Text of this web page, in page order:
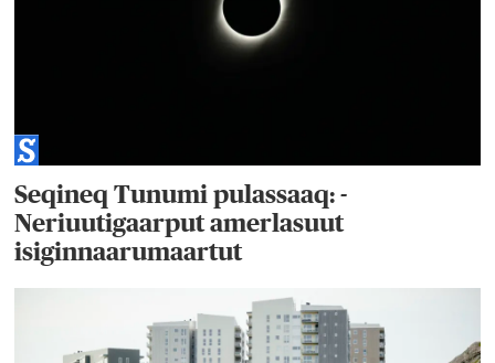
Seqineq Tunumi pulassaaq: -
Neriuutigaarput amerlasuut
isiginnaarumaartut